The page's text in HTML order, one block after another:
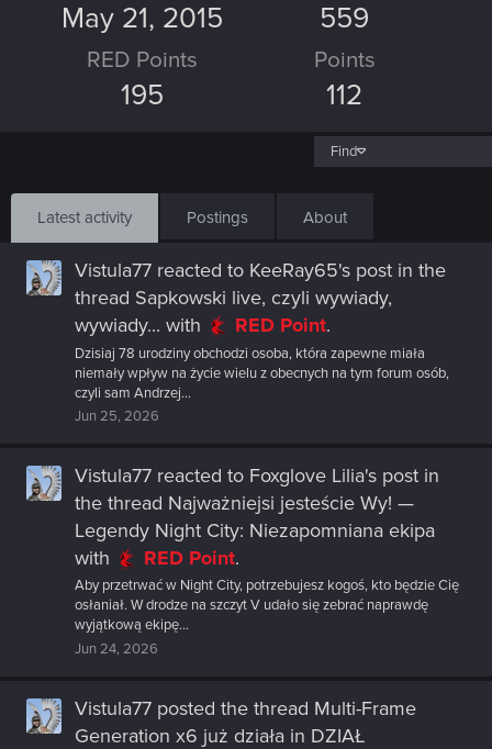
May 21, 2015 559
RED Points
195
Points
112
Find
Latest activity Postings About
Vistula77 reacted to KeeRay65's post in the
thread Sapkowski live, czyli wywiady,
wywiady... with RED Point.
Dzisiaj 78 urodziny obchodzi osoba, która zapewne miała
niemały wpływ na życie wielu z obecnych na tym forum osób,
czyli sam Andrzej...
Jun 25, 2026
Vistula77 reacted to Foxglove Lilia's post in
the thread Najważniejsi jesteście Wy! —
Legendy Night City: Niezapomniana ekipa
with
RED Point.
Aby przetrwać w Night City, potrzebujesz kogoś, kto będzie Cię
osłaniał. W drodze na szczyt V udało się zebrać naprawdę
wyjątkową ekipę...
Jun 24, 2026
Vistula77 posted the thread Multi-Frame
Generation x6 już działa in DZIAŁ